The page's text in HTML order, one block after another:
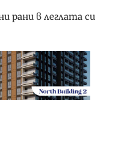
рани в леглата си